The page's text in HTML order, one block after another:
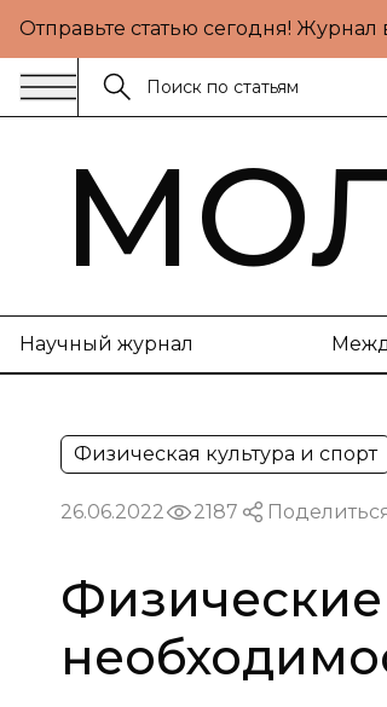
Отправьте статью сегодня!
Научный журнал
Физическая культура и спорт
26.06.2022 2187
Физические